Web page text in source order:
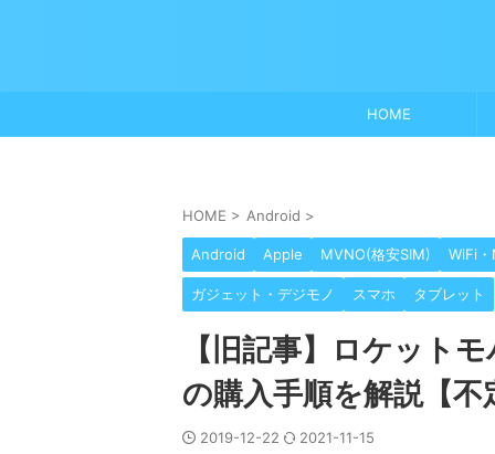
HOME
HOME > Android >
Android Apple MVNO(格安SIM) WiFi
ガジェット・デジモノ スマホ タブレット
【旧記事】ロケット
の購入手順を解説【不
2019-12-22 2021-11-15